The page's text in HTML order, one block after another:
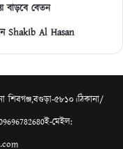
বাড়বে বেতন
Shakib Al Hasan
৫৮১০।ঠিকানা/
মেইল: